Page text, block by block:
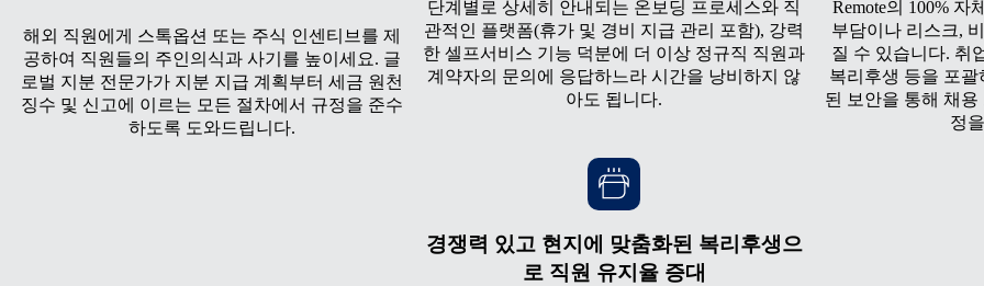
해외 직원에게 스톡옵션 또는 주식 인센티브를 제
공하여 직원들의 주인의식과 사기를 높이세요. 글
로벌 지분 전문가가 지분 지급 계획부터 세금 원천
징수 및 신고에 이르는 모든 절차에서 규정을 준수
하도록 도와드립니다.
단계별로 상세히 안내되는 온보딩 프로세스와 직
관적인 플랫폼(휴가 및 경비 지급 관리 포함), 강력
한 셀프서비스 기능 덕분에 더 이상 정규직 직원과
계약자의 문의에 응답하느라 시간을 낭비하지 않
아도 됩니다.
Remote의 100% 자
부담이나 리스크,
질 수 있습니다. 취
복리후생 등을 포
된 보안을 통해 채
정
경쟁력 있고 현지에 맞춤화된 복리후생으
로 직원 유지율 증대